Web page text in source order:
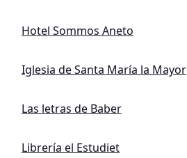
Hotel Sommos Aneto
Iglesia de Santa María la Mayor
Las letras de Baber
Librería el Estudiet